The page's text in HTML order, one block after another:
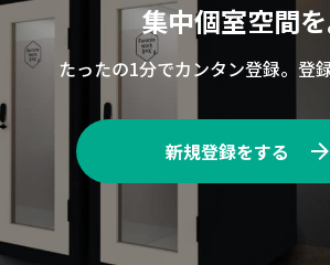
集中個室空間を
たったの1分でカンタン登録。登
新規登録をする